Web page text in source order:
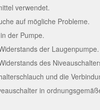
verwendet.
auf mögliche Probleme.
der Pumpe.
der Laugenpumpe.
des
und die
in